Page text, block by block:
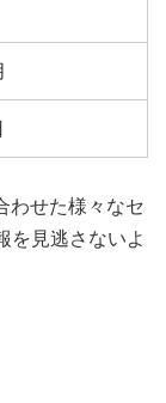
わせた様々なセ
を見逃さないよ